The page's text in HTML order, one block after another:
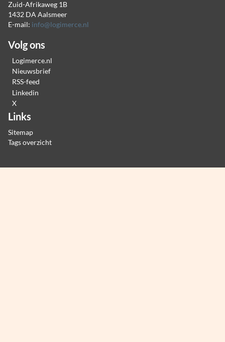
Zuid-Afrikaweg 1B
1432 DA Aalsmeer
E-mail: info@logimerce.nl
Volg ons
Logimerce.nl
Nieuwsbrief
RSS-feed
Linkedin
X
Links
Sitemap
Tags overzicht